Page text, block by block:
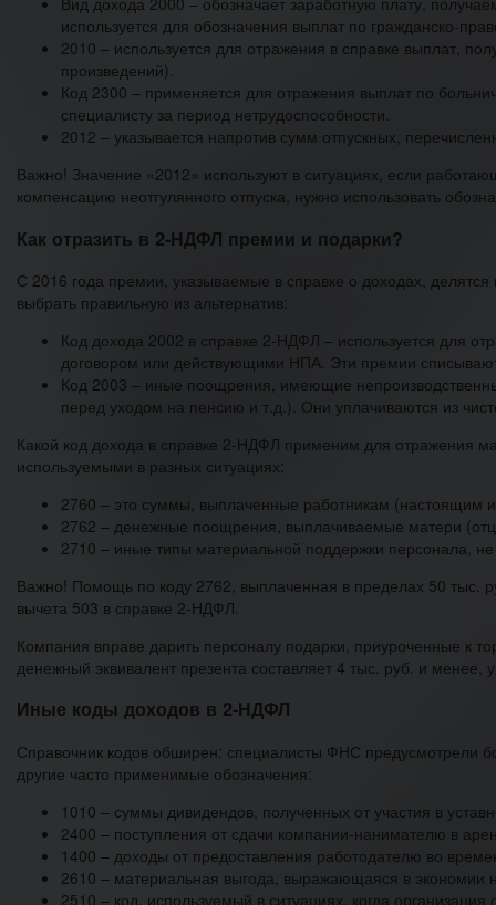
используется для обозначения выплат по гражданско-
2010 – используется для отражения в справке выплат,
произведений).
Код 2300 – применяется для отражения выплат по
специалисту за период нетрудоспособности.
2012 – указывается напротив сумм отпускных,
Важно! Значение «2012» используют в ситуациях, если
компенсацию неотгулянного отпуска, нужно использовать
Как отразить в 2-НДФЛ премии и подарки?
С 2016 года премии, указываемые в справке о доходах,
выбрать правильную из альтернатив:
Код дохода 2002 в справке 2-НДФЛ – используется для
договором или действующими НПА. Эти премии
Код 2003 – иные поощрения, имеющие
перед уходом на пенсию и т.д.). Они уплачиваются из
Какой код дохода в справке 2-НДФЛ применим для отражения
используемыми в разных ситуациях:
2760 – это суммы, выплаченные работникам
2762 – денежные поощрения, выплачиваемые матери
2710 – иные типы материальной поддержки персонала,
Важно! Помощь по коду 2762, выплаченная в пределах 50 тыс.
вычета 503 в справке 2-НДФЛ.
Компания вправе дарить персоналу подарки, приуроченные к
денежный эквивалент презента составляет 4 тыс. руб. и
Иные коды доходов в 2-НДФЛ
Справочник кодов обширен: специалисты ФНС предусмотрели
другие часто применимые обозначения:
1010 – суммы дивидендов, полученных от участия в
2400 – поступления от сдачи компании-нанимателю в
1400 – доходы от предоставления работодателю во
2610 – материальная выгода, выражающаяся в экономии
2510 – код, используемый в ситуациях, когда